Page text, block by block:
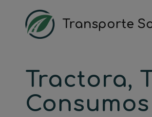
contenido
Transporte
Tractora,